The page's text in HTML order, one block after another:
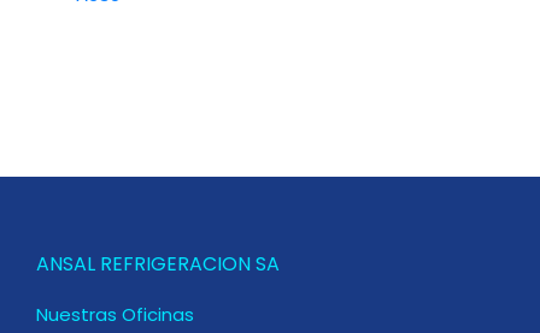
ANSAL REFRIGERACION SA
Nuestras Oficinas